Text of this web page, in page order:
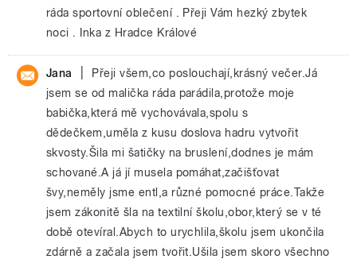
ráda sportovní oblečení . Přeji Vám hezký zbytek
noci . Inka z Hradce Králové
Jana
Přeji všem,co poslouchají,krásný večer.Já
jsem se od malička ráda parádila,protože moje
babička,která mě vychovávala,spolu s
dědečkem,uměla z kusu doslova hadru vytvořit
skvosty.Šila mi šatičky na bruslení,dodnes je mám
schované.A já jí musela pomáhat,začišťovat
švy,neměly jsme entl,a různé pomocné práce.Takže
jsem zákonitě šla na textilní školu,obor,který se v té
době otevíral.Abych to urychlila,školu jsem ukončila
zdárně a začala jsem tvořit.Ušila jsem skoro všechno